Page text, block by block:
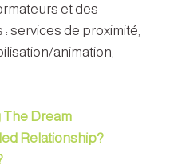
et des
services de proximité,
animation,
The Dream
Relationship?